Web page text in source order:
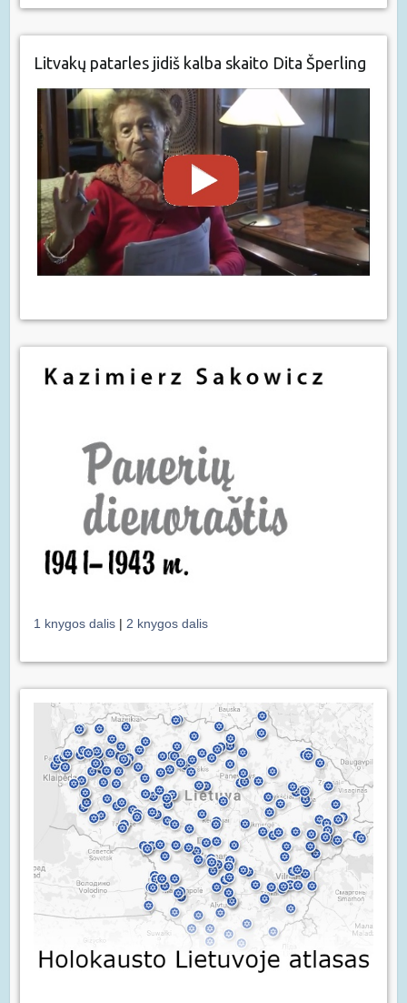
Litvakų patarles jidiš kalba skaito Dita Šperling
1 knygos dalis | 2 knygos dalis